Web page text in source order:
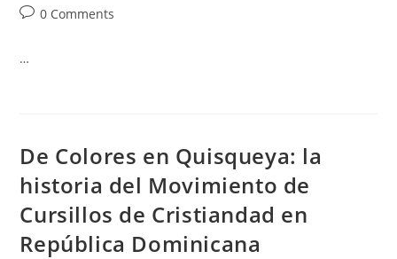
0 Comments
…
De Colores en Quisqueya: la
historia del Movimiento de
Cursillos de Cristiandad en
República Dominicana